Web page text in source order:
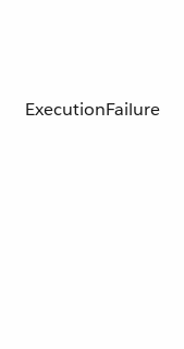
ExecutionFailure